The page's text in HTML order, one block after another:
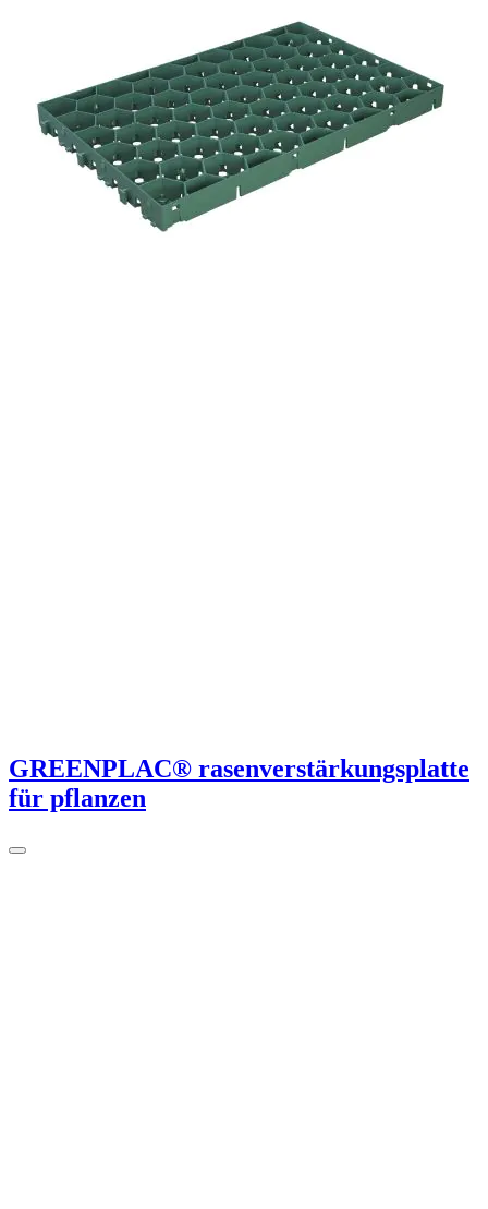
GREENPLAC® rasenverstärkungsplatte
für pflanzen